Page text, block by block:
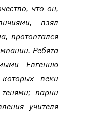
что он,
взял
протоптался
Ребята
Евгению
веки
парни
учителя